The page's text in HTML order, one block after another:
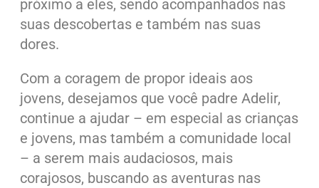
próximo a eles, sendo acompanhados nas
suas descobertas e também nas suas
dores.
Com a coragem de propor ideais aos
jovens, desejamos que você padre Adelir,
continue a ajudar – em especial as crianças
e jovens, mas também a comunidade local
– a serem mais audaciosos, mais
corajosos, buscando as aventuras nas